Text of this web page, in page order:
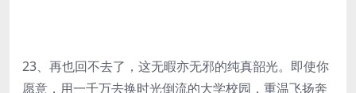
23、再也回不去了，这无暇亦无邪的纯真韶光。即使你
愿意，用一千万去换时光倒流的大学校园，重温飞扬奔